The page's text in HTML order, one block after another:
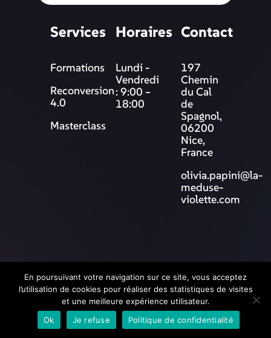
Services
Formations
Reconversion
4.0
Masterclass
Horaires
Lundi -
Vendredi
: 9:00 –
18:00
Contact
197
Chemin
du Cal
de
Spagnol,
06200
Nice,
France
olivia.papini@la-
meduse-
violette.com
© 2025 La Méduse Violette
En poursuivant votre navigation sur ce site, vous acceptez
l’utilisation de cookies pour réaliser des statistiques de visites
et une meilleure expérience utilisateur.
Ok
Je refuse Politique de confidentialité